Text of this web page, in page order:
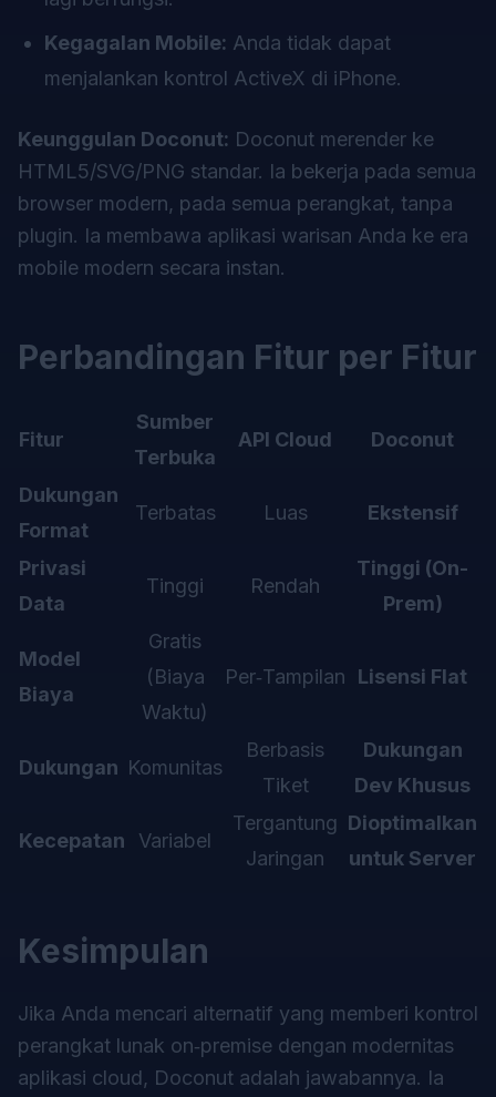
Kegagalan Mobile: Anda tidak dapat
menjalankan kontrol ActiveX di iPhone.
Keunggulan Doconut: Doconut merender ke
HTML5/SVG/PNG standar. Ia bekerja pada semua
browser modern, pada semua perangkat, tanpa
plugin. Ia membawa aplikasi warisan Anda ke era
mobile modern secara instan.
Perbandingan Fitur per Fitur
Fitur
Sumber
Terbuka
API Cloud Doconut
Dukungan
Format
Terbatas Luas Ekstensif
Privasi
Data
Tinggi Rendah
Tinggi (On-
Prem)
Model
Biaya
Gratis
(Biaya
Waktu)
Per‑Tampilan Lisensi Flat
Dukungan Komunitas
Berbasis
Tiket
Dukungan
Dev Khusus
Kecepatan Variabel
Tergantung
Jaringan
Dioptimalkan
untuk Server
Kesimpulan
Jika Anda mencari alternatif yang memberi kontrol
perangkat lunak on‑premise dengan modernitas
aplikasi cloud, Doconut adalah jawabannya. Ia